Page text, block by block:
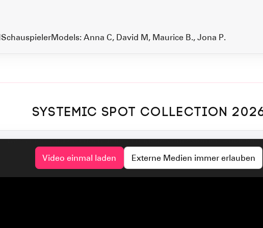
SchauspielerModels: Anna C, David M, Maurice B., Jona P.
SYSTEMIC SPOT COLLECTION
EXTERNES VIDEO VON YOUTUBE
Das Video wird erst nach deiner Freigabe vom externen Anbieter
Video einmal laden
Externe Medien immer erlauben